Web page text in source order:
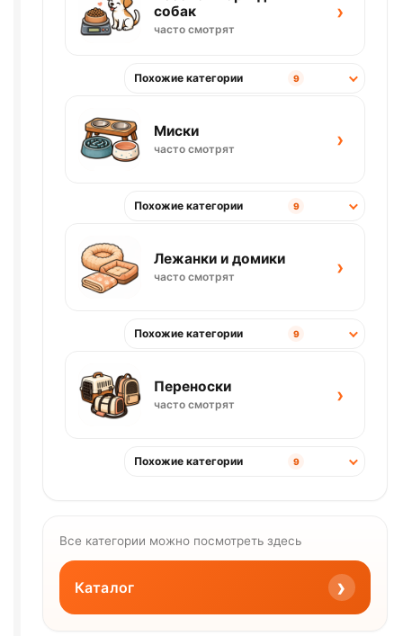
собак
часто смотрят
›
Похожие категории 9
Миски
часто смотрят ›
Похожие категории 9
Лежанки и домики
часто смотрят ›
Похожие категории 9
Переноски
часто смотрят ›
Похожие категории 9
Все категории можно посмотреть здесь
Каталог ›